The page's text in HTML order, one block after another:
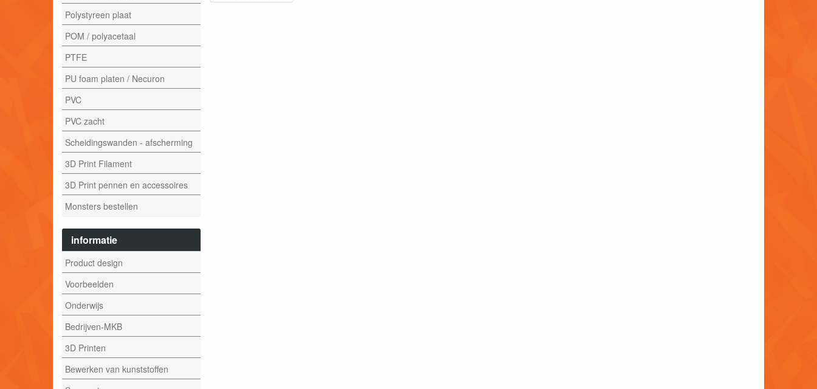
Polystyreen plaat
POM / polyacetaal
PTFE
PU foam platen / Necuron
PVC
PVC zacht
Scheidingswanden - afscherming
3D Print Filament
3D Print pennen en accessoires
Monsters bestellen
informatie
Product design
Voorbeelden
Onderwijs
Bedrijven-MKB
3D Printen
Bewerken van kunststoffen